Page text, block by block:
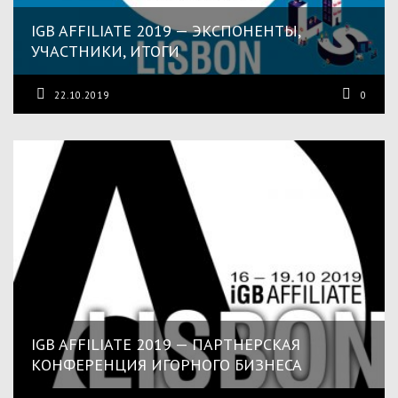
IGB AFFILIATE 2019 — ЭКСПОНЕНТЫ,
УЧАСТНИКИ, ИТОГИ
22.10.2019 0
IGB AFFILIATE 2019 — ПАРТНЕРСКАЯ
КОНФЕРЕНЦИЯ ИГОРНОГО БИЗНЕСА